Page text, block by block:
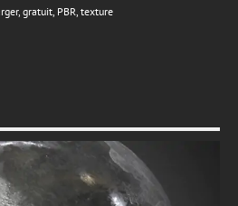
, gratuit PBR texture